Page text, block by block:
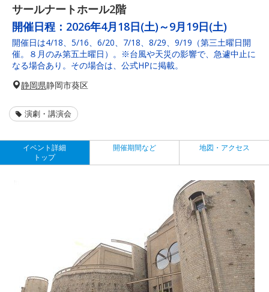
サールナートホール2階
開催日程： 2026年4月18日(土)～9月19日(土)
開催日は4/18、5/16、6/20、7/18、8/29、9/19（第三土曜日開
催。８月のみ第五土曜日）。※台風や天災の影響で、急遽中止に
なる場合あり。その場合は、公式HPに掲載。
静岡県静岡市葵区
演劇・講演会
イベント詳細
トップ
開催期間など 地図・アクセス